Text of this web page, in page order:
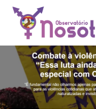
Pular
Conteúdo